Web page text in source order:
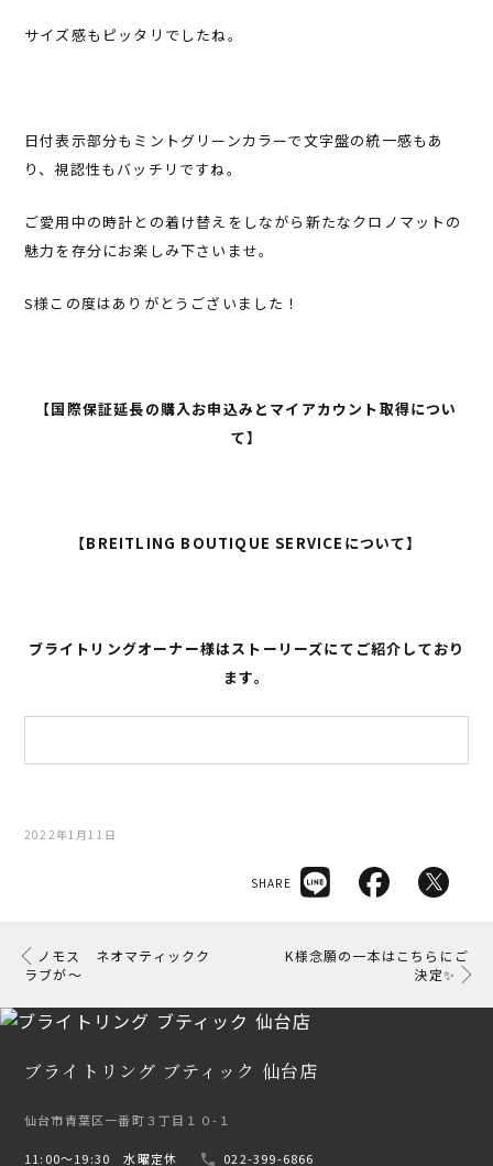
サイズ感もピッタリでしたね。
日付表示部分もミントグリーンカラーで文字盤の統一感もあ
り、視認性もバッチリですね。
ご愛用中の時計との着け替えをしながら新たなクロノマットの
魅力を存分にお楽しみ下さいませ。
S様この度はありがとうございました！
【国際保証延長の購入お申込みとマイアカウント取得につい
て】
【BREITLING BOUTIQUE SERVICEについて】
ブライトリングオーナー様はストーリーズにてご紹介しており
ます。
2022年1月11日
SHARE
ノモス ネオマティックク
ラブが〜
K様念願の一本はこちらにご
決定✨
ブライトリング ブティック 仙台店
仙台市青葉区一番町３丁目１０-１
11:00〜19:30 水曜定休 022-399-6866